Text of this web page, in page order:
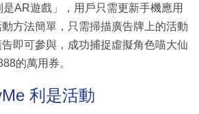
AR遊戲」，用戶只需更新手機應用
方法簡單，只需掃描廣告牌上的活動
即可參與，成功捕捉虛擬角色喵大仙
的萬用券。
利是活動